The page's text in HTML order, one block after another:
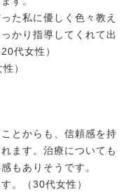
た私に優しく色々教え
かり指導してくれて出
代女性）
）
とからも、信頼感を持
ます。治療についても
もありそうです。
。（30代女性）